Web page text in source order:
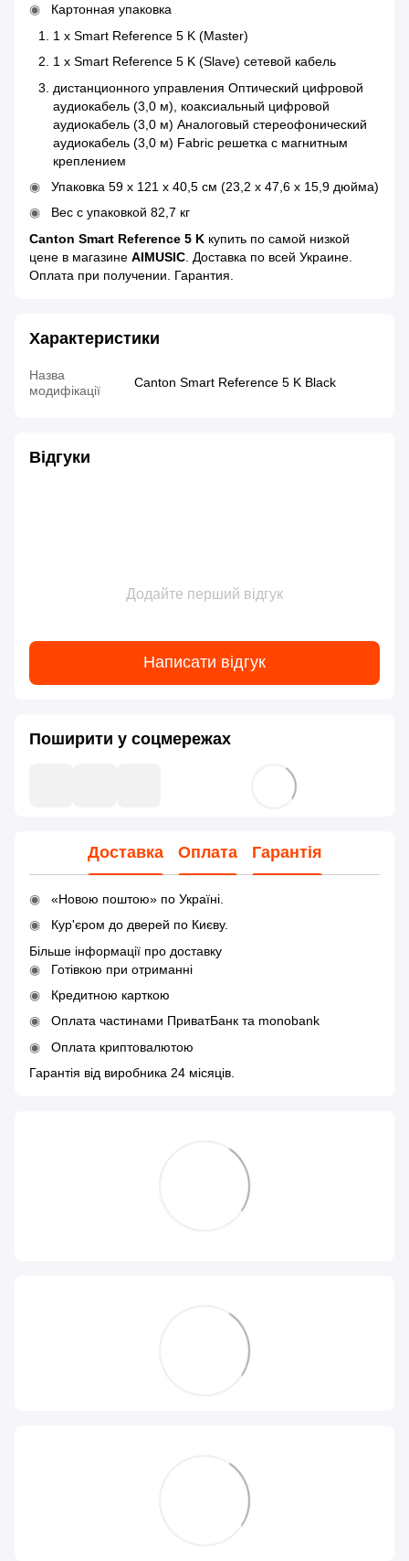
Картонная упаковка
1 x Smart Reference 5 K (Master)
1 x Smart Reference 5 K (Slave) сетевой кабель
дистанционного управления Оптический цифровой
аудиокабель (3,0 м), коаксиальный цифровой
аудиокабель (3,0 м) Аналоговый стереофонический
аудиокабель (3,0 м) Fabric решетка с магнитным
креплением
Упаковка 59 x 121 x 40,5 см (23,2 x 47,6 x 15,9 дюйма)
Вес с упаковкой 82,7 кг
Canton Smart Reference 5 K купить по самой низкой
цене в магазине AIMUSIC . Доставка по всей Украине.
Оплата при получении. Гарантия.
Характеристики
Назва
модифікації
Canton Smart Reference 5 K Black
Відгуки
Додайте перший відгук
Написати відгук
Поширити у соцмережах
Доставка Оплата Гарантія
«Новою поштою» по Україні.
Кур'єром до дверей по Києву.
Більше інформації про доставку
Готівкою при отриманні
Кредитною карткою
Оплата частинами ПриватБанк та monobank
Оплата криптовалютою
Гарантія від виробника 24 місяців.